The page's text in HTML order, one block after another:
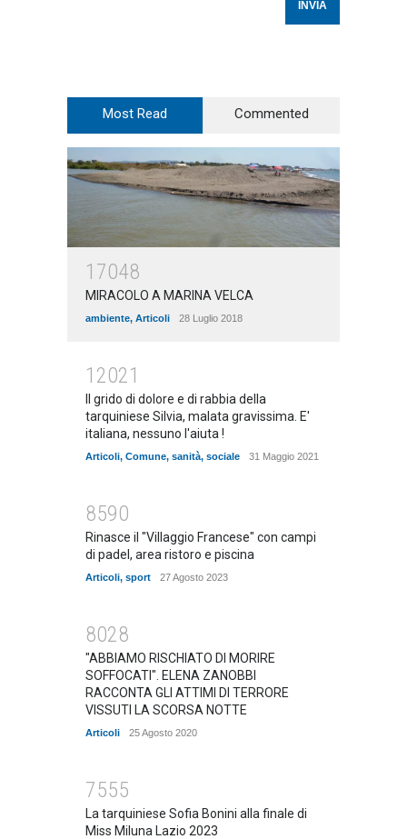
Most Read Commented
17048
MIRACOLO A MARINA VELCA
ambiente, Articoli 28 Luglio 2018
12021
Il grido di dolore e di rabbia della
tarquiniese Silvia, malata gravissima. E'
italiana, nessuno l'aiuta !
Articoli, Comune, sanità, sociale 31 Maggio 2021
8590
Rinasce il "Villaggio Francese" con campi
di padel, area ristoro e piscina
Articoli, sport 27 Agosto 2023
8028
"ABBIAMO RISCHIATO DI MORIRE
SOFFOCATI". ELENA ZANOBBI
RACCONTA GLI ATTIMI DI TERRORE
VISSUTI LA SCORSA NOTTE
Articoli 25 Agosto 2020
7555
La tarquiniese Sofia Bonini alla finale di
Miss Miluna Lazio 2023